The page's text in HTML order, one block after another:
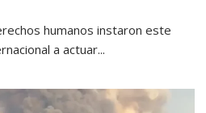
humanos instaron este
a actuar...